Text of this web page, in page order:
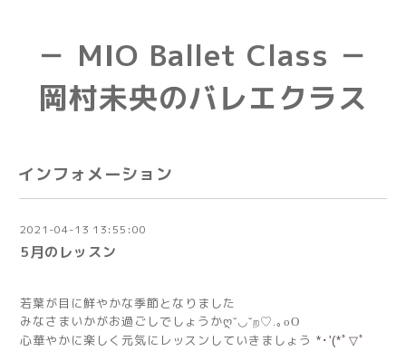
－ MIO Ballet Class －
岡村未央のバレエクラス
インフォメーション
2021-04-13 13:55:00
5月のレッスン
若葉が目に鮮やかな季節となりました
みなさまいかがお過ごしでしょうかღ˘◡˘ற♡ .｡ oO
心華やかに楽しく元気にレッスンしていきましょう * ･ '(*ﾟ ▽ﾟ